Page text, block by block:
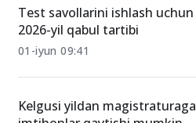
22-iyun 09:20
2026-yil qabul tartibi
01-iyun 09:41